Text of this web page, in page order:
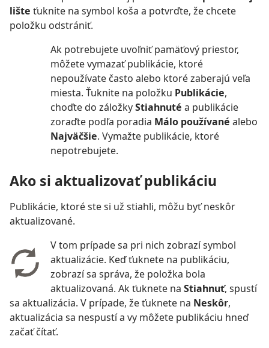
lište ťuknite na symbol koša a potvrďte, že chcete
položku odstrániť.
Ak potrebujete uvoľniť pamäťový priestor,
môžete vymazať publikácie, ktoré
nepoužívate často alebo ktoré zaberajú veľa
miesta. Ťuknite na položku Publikácie,
choďte do záložkyStiahnuté a publikácie
zoraďte podľa poradia Málo používané alebo
Najväčšie. Vymažte publikácie, ktoré
nepotrebujete.
Ako si aktualizovať publikáciu
Publikácie, ktoré ste si už stiahli, môžu byť neskôr
aktualizované.
V tom prípade sa pri nich zobrazí symbol
aktualizácie. Keď ťuknete na publikáciu,
zobrazí sa správa, že položka bola
aktualizovaná. Ak ťuknete na Stiahnuť, spustí
sa aktualizácia. V prípade, že ťuknete na Neskôr,
aktualizácia sa nespustí a vy môžete publikáciu hneď
začať čítať.